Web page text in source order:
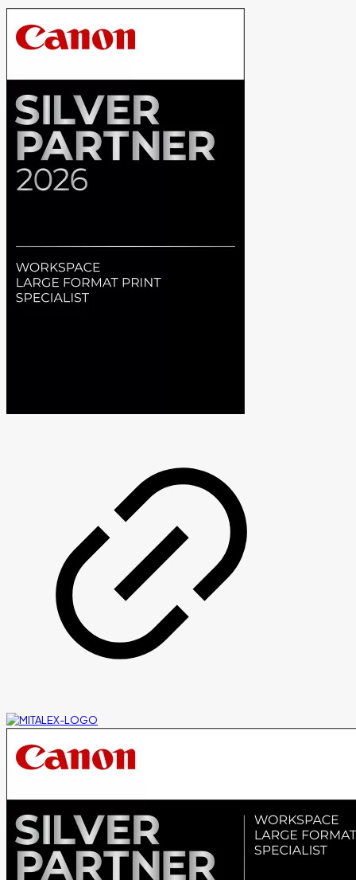
U9-
275HX
24C/24T
5070Ti
12G
količina